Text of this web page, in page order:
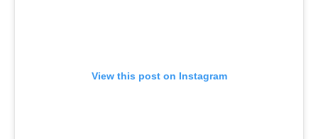
View this post on Instagram